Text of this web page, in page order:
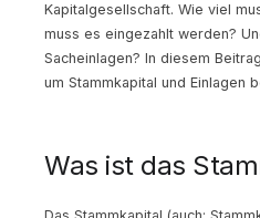
Kapitalgesellschaft. Wie viel
muss es eingezahlt werden?
Sacheinlagen? In diesem
um Stammkapital und Einlagen
Was ist das